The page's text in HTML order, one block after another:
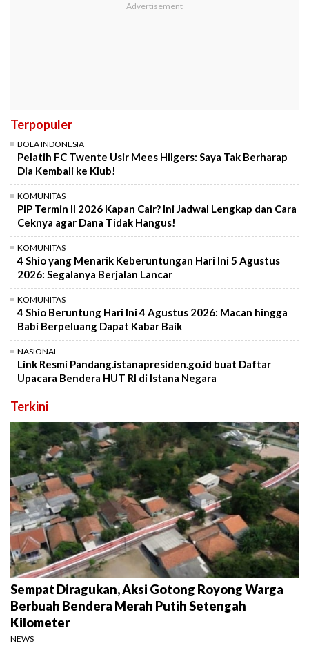
Terpopuler
BOLA INDONESIA
Pelatih FC Twente Usir Mees Hilgers: Saya Tak Berharap
Dia Kembali ke Klub!
KOMUNITAS
PIP Termin II 2026 Kapan Cair? Ini Jadwal Lengkap dan Cara
Ceknya agar Dana Tidak Hangus!
KOMUNITAS
4 Shio yang Menarik Keberuntungan Hari Ini 5 Agustus
2026: Segalanya Berjalan Lancar
KOMUNITAS
4 Shio Beruntung Hari Ini 4 Agustus 2026: Macan hingga
Babi Berpeluang Dapat Kabar Baik
NASIONAL
Link Resmi Pandang.istanapresiden.go.id buat Daftar
Upacara Bendera HUT RI di Istana Negara
Terkini
Sempat Diragukan, Aksi Gotong Royong Warga
Berbuah Bendera Merah Putih Setengah
Kilometer
NEWS